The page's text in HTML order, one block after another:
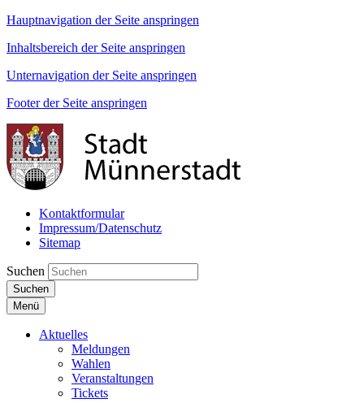
Hauptnavigation der Seite anspringen
Inhaltsbereich der Seite anspringen
Unternavigation der Seite anspringen
Footer der Seite anspringen
Kontaktformular
Impressum/Datenschutz
Sitemap
Suchen
Suchen
Menü
Aktuelles
Meldungen
Wahlen
Veranstaltungen
Tickets